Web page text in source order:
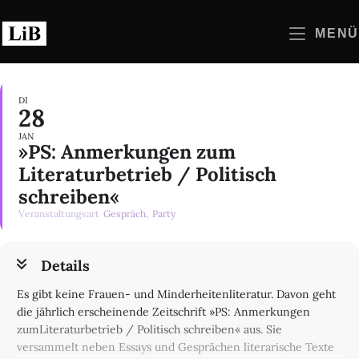
Inhalt
springen
MENÜ
DI
28
JAN
»PS: Anmerkungen zum
Literaturbetrieb / Politisch
schreiben«
Veranstaltungsart Gespräch, Party
Details
Es gibt keine Frauen- und Minderheitenliteratur. Davon geht
die jährlich erscheinende Zeitschrift »PS: Anmerkungen
zumLiteraturbetrieb / Politisch schreiben« aus. Sie
versammelt neben Essays und Gesprächen literarische Texte